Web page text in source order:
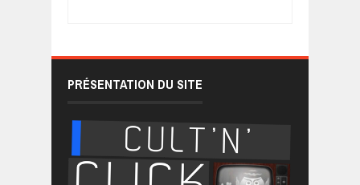
PRÉSENTATION DU SITE